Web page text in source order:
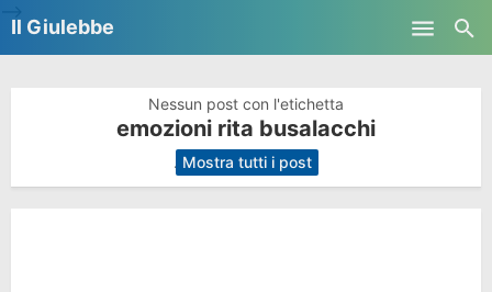
Il Giulebbe
Nessun post con l'etichetta
emozioni rita busalacchi
. Mostra tutti i post